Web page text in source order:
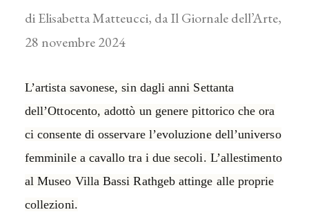
di Elisabetta Matteucci, da Il Giornale dell’Arte,
28 novembre 2024
L’artista savonese, sin dagli anni Settanta
dell’Ottocento, adottò un genere pittorico che ora
ci consente di osservare l’evoluzione dell’universo
femminile a cavallo tra i due secoli. L’allestimento
al Museo Villa Bassi Rathgeb attinge alle proprie
collezioni.